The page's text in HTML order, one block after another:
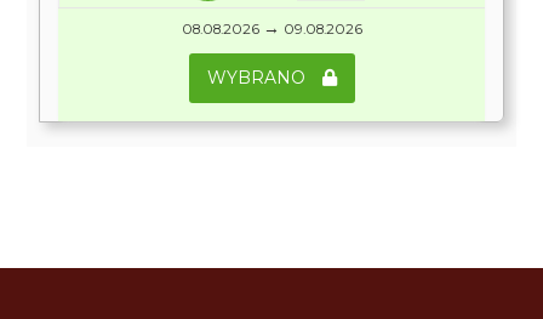
08.08.2026 → 09.08.2026
WYBRANO